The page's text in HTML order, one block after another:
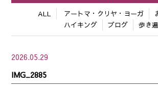
ALL アートマ・クリヤ・ヨーガ
ハイキング
ブログ 歩き
2026.05.29
IMG_2885